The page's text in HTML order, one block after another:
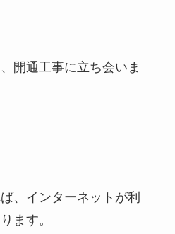
開通工事に立ち会いま
、インターネットが利
ます。